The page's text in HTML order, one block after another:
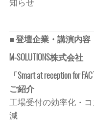
■ 登壇企業・講演内容
M-SOLUTIONS株式会社
「Smart at reception for
ご紹介
工場受付の効率化・
減